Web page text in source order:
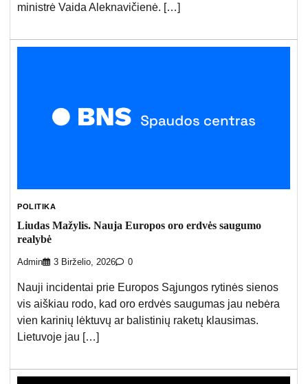
ministrė Vaida Aleknavičienė. […]
POLITIKA
Liudas Mažylis. Nauja Europos oro erdvės saugumo
realybė
Admin 3 Birželio, 2026 0
Nauji incidentai prie Europos Sąjungos rytinės sienos
vis aiškiau rodo, kad oro erdvės saugumas jau nebėra
vien karinių lėktuvų ar balistinių raketų klausimas.
Lietuvoje jau […]